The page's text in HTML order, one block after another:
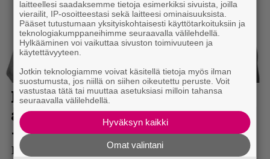
laitteellesi saadaksemme tietoja esimerkiksi sivuista, joilla
vierailit, IP-osoitteestasi sekä laitteesi ominaisuuksista.
Pääset tutustumaan yksityiskohtaisesti käyttötarkoituksiin ja
teknologiakumppaneihimme seuraavalla välilehdellä.
Hylkääminen voi vaikuttaa sivuston toimivuuteen ja
käytettävyyteen.
Jotkin teknologiamme voivat käsitellä tietoja myös ilman
suostumusta, jos niillä on siihen oikeutettu peruste. Voit
vastustaa tätä tai muuttaa asetuksiasi milloin tahansa
seuraavalla välilehdellä.
Hyväksyn kaikki
Omat valintani